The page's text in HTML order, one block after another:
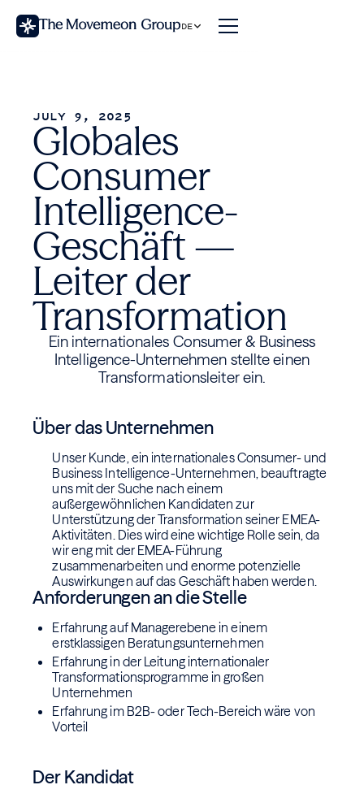
DE
JULY 9, 2025
Globales
Consumer
Intelligence-
Geschäft —
Leiter der
Transformation
Ein internationales Consumer & Business
Intelligence-Unternehmen stellte einen
Transformationsleiter ein.
Über das Unternehmen
Unser Kunde, ein internationales Consumer- und
Business Intelligence-Unternehmen, beauftragte
uns mit der Suche nach einem
außergewöhnlichen Kandidaten zur
Unterstützung der Transformation seiner EMEA-
Aktivitäten. Dies wird eine wichtige Rolle sein, da
wir eng mit der EMEA-Führung
zusammenarbeiten und enorme potenzielle
Auswirkungen auf das Geschäft haben werden.
Anforderungen an die Stelle
Erfahrung auf Managerebene in einem
erstklassigen Beratungsunternehmen
Erfahrung in der Leitung internationaler
Transformationsprogramme in großen
Unternehmen
Erfahrung im B2B- oder Tech-Bereich wäre von
Vorteil
Der Kandidat